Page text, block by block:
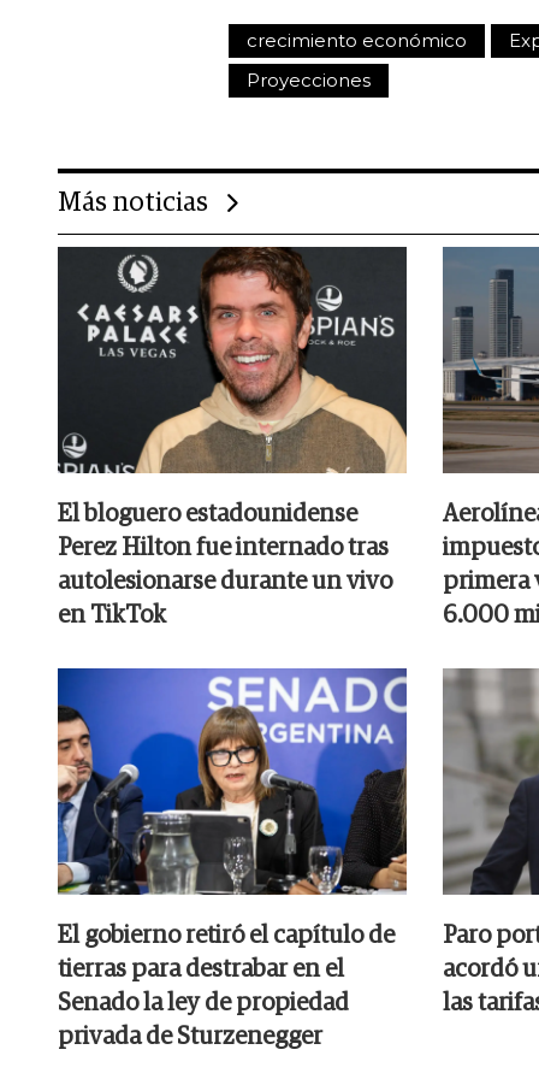
crecimiento económico
Proyecciones
Más noticias
El bloguero estadounidense
Perez Hilton fue internado tras
autolesionarse durante un vivo
en TikTok
primera
6.000
El gobierno retiró el capítulo de
tierras para destrabar en el
Senado la ley de propiedad
privada de Sturzenegger
Paro
acordó
las